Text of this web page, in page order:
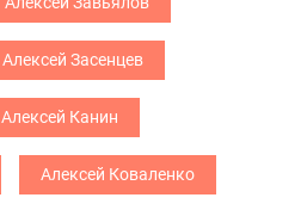
Алексей Засенцев
Алексей Канин
Алексей Коваленко